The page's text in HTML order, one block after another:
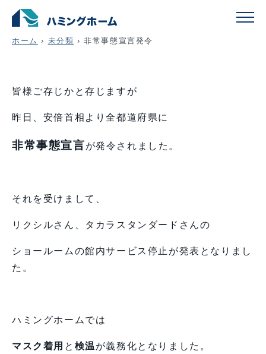
非常事態宣言発令
ホーム › 未分類 › 非常事態宣言発令
皆様ご存じかと存じますが
昨日、安倍首相より全都道府県に
非常事態宣言が発令されました。
それを受けまして、
リクシルさん、タカラスタンダードさんの
ショールームの館内サービス停止が発表となりまし
た。
ハミングホームでは
マスク着用 と 検温 が義務化となりました。